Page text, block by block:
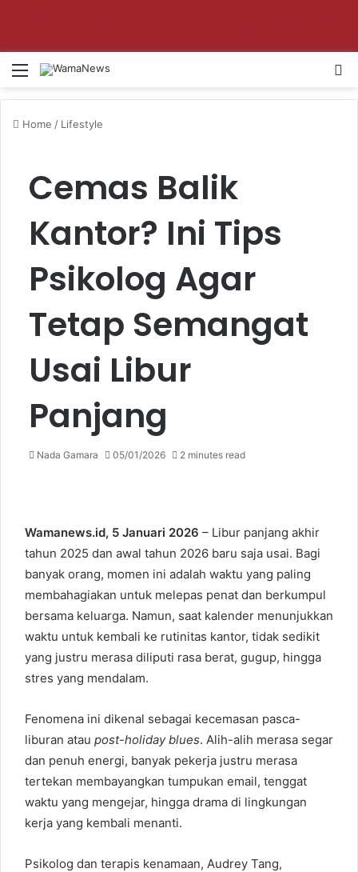
Menu
Home / Lifestyle
Cemas Balik
Kantor? Ini Tips
Psikolog Agar
Tetap Semangat
Usai Libur
Panjang
Nada Gamara 05/01/2026 2 minutes read
Wamanews.id, 5 Januari 2026 – Libur panjang akhir
tahun 2025 dan awal tahun 2026 baru saja usai. Bagi
banyak orang, momen ini adalah waktu yang paling
membahagiakan untuk melepas penat dan berkumpul
bersama keluarga. Namun, saat kalender menunjukkan
waktu untuk kembali ke rutinitas kantor, tidak sedikit
yang justru merasa diliputi rasa berat, gugup, hingga
stres yang mendalam.
Fenomena ini dikenal sebagai kecemasan pasca-
liburan atau post-holiday blues. Alih-alih merasa segar
dan penuh energi, banyak pekerja justru merasa
tertekan membayangkan tumpukan email, tenggat
waktu yang mengejar, hingga drama di lingkungan
kerja yang kembali menanti.
Psikolog dan terapis kenamaan, Audrey Tang,